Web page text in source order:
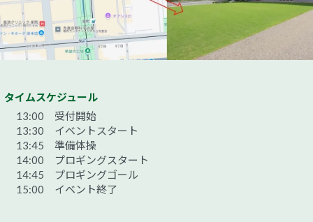
タイムスケジュール
13:00 受付開始
13:30 イベントスタート
13:45 準備体操
14:00 プロギングスタート
14:45 プロギングゴール
15:00 イベント終了